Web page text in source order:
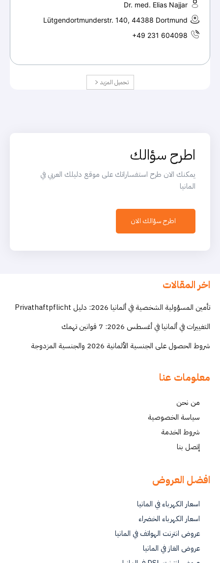
Dr. med. Elias Najjar
Lütgendortmunderstr. 140, 44388 Dortmund
+49 231 604098
تحميل المزيد
اطرح سؤالك
يمكنك الان طرح استفساراتك على موقع دليلك العربي في
المانيا
اطرح سؤالك الان
اخر المقالات
تأمين المسؤولية الشخصية في ألمانيا 2026: دليل Privathaftpflicht
التغييرات في ألمانيا في أغسطس 2026: 7 قوانين تهمك
شروط الحصول على الجنسية الألمانية 2026 والجنسية المزدوجة
معلومات عنا
من نحن
سياسة الخصوصية
شروط الخدمة
إتصل بنا
افضل العروض
اسعار الكهرباء في المانيا
اسعار الكهرباء الخضراء
عروض انترنت الهواتف في المانيا
عروض الغاز في المانيا